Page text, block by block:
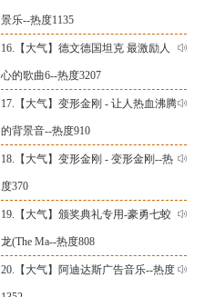
景乐--热度1135
16.【 大气】 德文德国坦克 最激励人
心的歌曲6--热度3207
17.【 大气】 变形金刚 - 让人热血沸腾
的背景音--热度910
18.【 大气】 变形金刚 - 变形金刚--热
度370
19.【 大气】 颁奖典礼专用-豪勇七蛟
龙(The Ma--热度808
20.【 大气】 阿迪达斯广告音乐--热度